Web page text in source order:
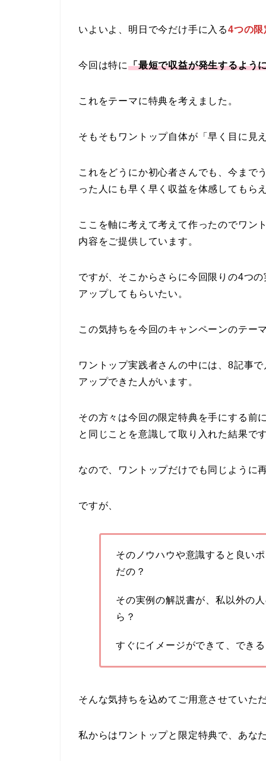
いよいよ、明日で今だけ手に入る4つの限
今回は特に「最短で収益が発生するよう
これをテーマに特典を考えました。
そもそもワントップ自体が「早く目に見
これをどうにか初心者さんでも、今まで
った人にも早く早く収益を体感してもら
ここを軸に考えて考えて作ったのでワン
内容をご提供しています。
ですが、そこからさらに今回限りの4つ
アップしてもらいたい。
この気持ちを今回のキャンペーンのテー
ワントップ実践者さんの中には、8記事
アップできた人がいます。
その方々は今回の限定特典を手にする前
と同じことを意識して取り入れた結果で
なので、ワントップだけでも同じように
ですが、
そのノウハウや意識すると良い
だの？
その実例の解説書が、私以外の
ら？
すぐにイメージができて、でき
そんな気持ちを込めてご用意させていた
私からはワントップと限定特典で、あな